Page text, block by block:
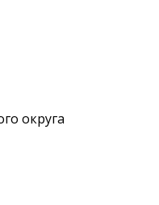
округа